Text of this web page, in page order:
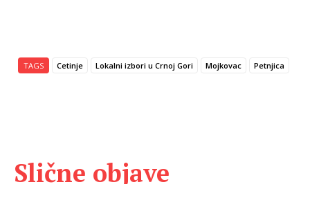
Slične objave
TAGS Cetinje Lokalni izbori u Crnoj Gori Mojkovac Petnjica